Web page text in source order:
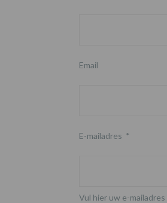
Email
E-mailadres *
Vul hier uw e-mailadres